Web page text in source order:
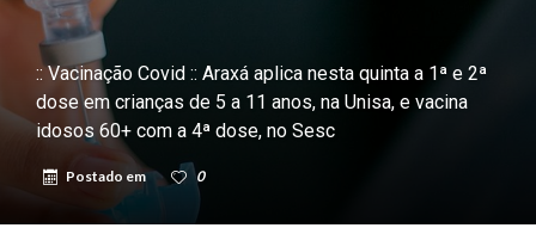
:: Vacinação Covid :: Araxá aplica nesta quinta a 1ª e 2ª
dose em crianças de 5 a 11 anos, na Unisa, e vacina
idosos 60+ com a 4ª dose, no Sesc
Postado em 0